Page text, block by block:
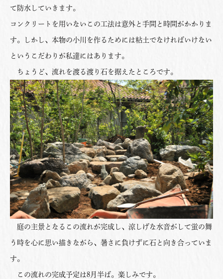
て防水していきます。
コンクリートを用いないこの工法は意外と手間と時間がかかりま
す。しかし、本物の小川を作るためには粘土でなければいけない
というこだわりが私達にはあります。
ちょうど、流れを渡る渡り石を据えたところです。
庭の主景となるこの流れが完成し、涼しげな水音がして蛍の舞
う時を心に思い描きながら、暑さに負けずに石と向き合っていま
す。
この流れの完成予定は8月半ば。楽しみです。